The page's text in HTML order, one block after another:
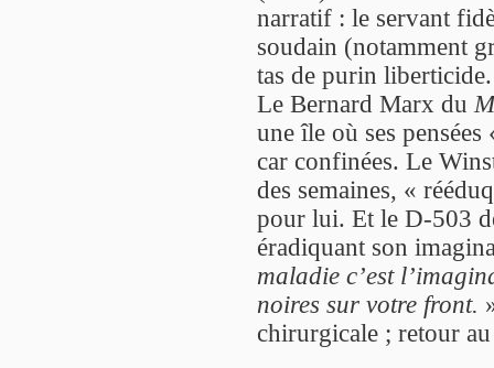
narratif : le servant
soudain (notamment
tas de purin
Le Bernard Marx du
une île où ses
car confinées. Le
des semaines, «
pour lui. Et le D-503
éradiquant son
maladie c’est
noires sur votre front.
chirurgicale ; retour